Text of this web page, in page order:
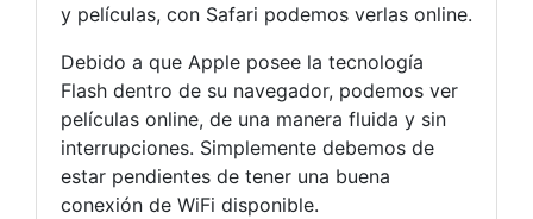
y películas, con Safari podemos verlas online.
Debido a que Apple posee la tecnología
Flash dentro de su navegador, podemos ver
películas online, de una manera fluida y sin
interrupciones. Simplemente debemos de
estar pendientes de tener una buena
conexión de WiFi disponible.